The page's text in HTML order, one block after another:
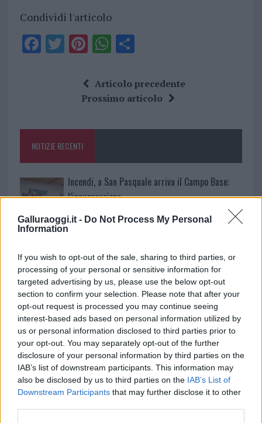
Galluraoggi.it - Do Not Process My Personal
Information
If you wish to opt-out of the sale, sharing to third parties, or
processing of your personal or sensitive information for
targeted advertising by us, please use the below opt-out
section to confirm your selection. Please note that after your
opt-out request is processed you may continue seeing
interest-based ads based on personal information utilized by
us or personal information disclosed to third parties prior to
your opt-out. You may separately opt-out of the further
disclosure of your personal information by third parties on the
IAB’s list of downstream participants. This information may
also be disclosed by us to third parties on the IAB’s List of
Downstream Participants that may further disclose it to other
Condividi l'articolo
F
o
k
T Pi
te
re
W
at
s
p
S
a
re
Articolo precedente
Prossimo articolo
NOTIZIE RECENTI
Incendi, a San Pasquale arriva il Campo Base:
l’inaugurazione
Andrea Mura conquista Palau: grande
Calangianus, allarme sul centro accoglienza
minori, Albieri: “Episodi gravissimi”
Gallura, finti clienti svuotano le suite: furto da
50mila nel resort
Meteo Olbia 7 agosto, sole e caldo tornano
protagonisti